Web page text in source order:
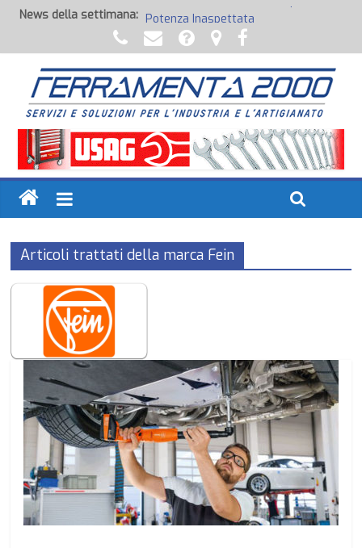
News della settimana: Potenza Inaspettata
Raccorderia pneumatica
Attrezzature professionali a batteria
Ancoraggi chimici
Fondi, Smalti, Stucchi e Idropitture
Articoli trattati della marca Fein